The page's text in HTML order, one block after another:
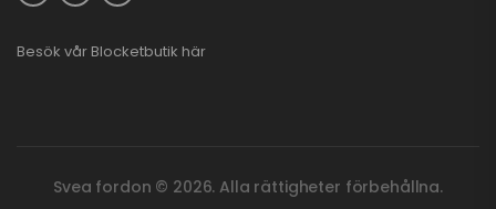
Besök vår Blocketbutik här
Svea fordon © 2026. Alla rättigheter förbehållna.